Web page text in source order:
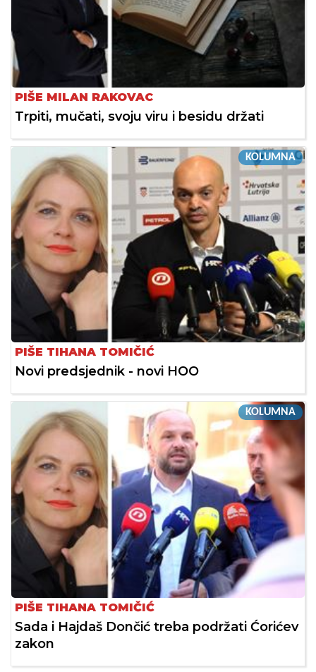
PIŠE MILAN RAKOVAC
Trpiti, mučati, svoju viru i besidu držati
KOLUMNA
PIŠE TIHANA TOMIČIĆ
Novi predsjednik - novi HOO
KOLUMNA
PIŠE TIHANA TOMIČIĆ
Sada i Hajdaš Dončić treba podržati Ćorićev
zakon